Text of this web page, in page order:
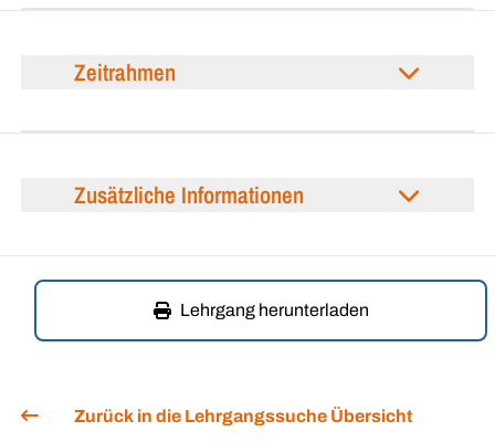
Zeitrahmen
Zusätzliche Informationen
Lehrgang herunterladen
Zurück in die Lehrgangssuche Übersicht